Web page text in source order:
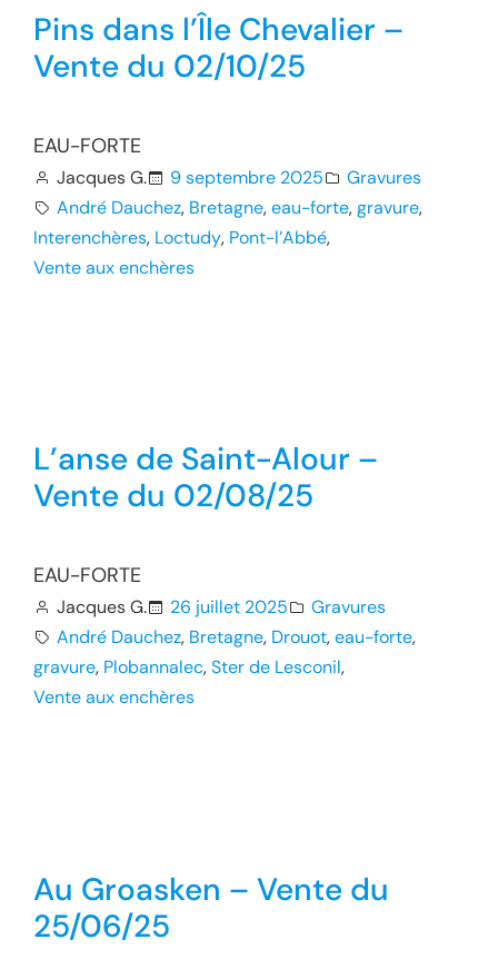
Pins dans l’Île Chevalier –
Vente du 02/10/25
EAU-FORTE
Jacques G. 9 septembre 2025
Gravures
André Dauchez, Bretagne, eau-forte, gravure,
Interenchères, Loctudy, Pont-l’Abbé,
Vente aux enchères
L’anse de Saint-Alour –
Vente du 02/08/25
EAU-FORTE
Jacques G. 26 juillet 2025
Gravures
André Dauchez, Bretagne, Drouot, eau-forte,
gravure, Plobannalec, Ster de Lesconil,
Vente aux enchères
Au Groasken – Vente du
25/06/25